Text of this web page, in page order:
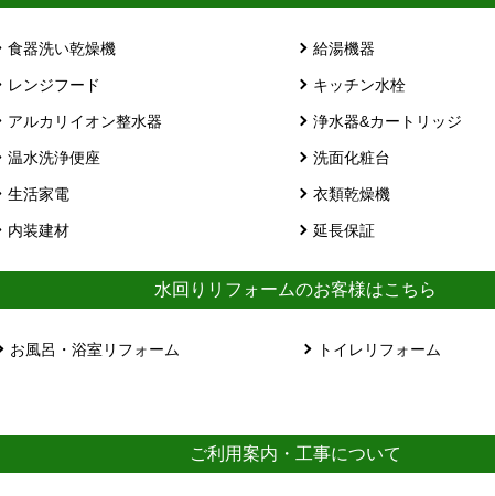
食器洗い乾燥機 給湯機器
レンジフード キッチン水栓
アルカリイオン整水器 浄水器&カートリッジ
温水洗浄便座 洗面化粧台
生活家電 衣類乾燥機
内装建材 延長保証
水回りリフォームのお客様はこちら
お風呂・浴室リフォーム トイレリフォーム
ご利用案内・工事について